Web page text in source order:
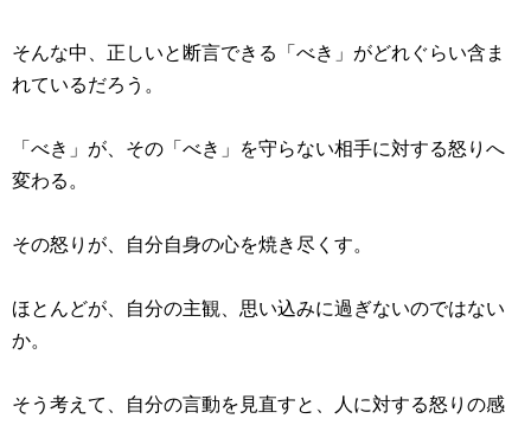
そんな中、正しいと断言できる「べき」がどれぐらい含ま
れているだろう。
「べき」が、その「べき」を守らない相手に対する怒りへ
変わる。
その怒りが、自分自身の心を焼き尽くす。
ほとんどが、自分の主観、思い込みに過ぎないのではない
か。
そう考えて、自分の言動を見直すと、人に対する怒りの感